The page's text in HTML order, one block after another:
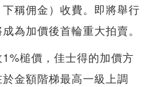
下稱佣金）收費。即將舉行
為加價後首輪重大拍賣。
槌價，佳士得的加價方
金額階梯最高一級上調